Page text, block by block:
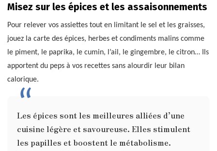
Misez sur les épices et les assaisonnements
Pour relever vos assiettes tout en limitant le sel et les graisses,
jouez la carte des épices, herbes et condiments malins comme
le piment, le paprika, le cumin, l’ail, le gingembre, le citron… Ils
apportent du peps à vos recettes sans alourdir leur bilan
calorique.
Les épices sont les meilleures alliées d’une
cuisine légère et savoureuse. Elles stimulent
les papilles et boostent le métabolisme.